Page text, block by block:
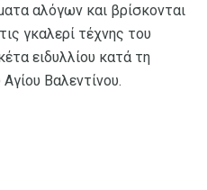
αλόγων και βρίσκονται
γκαλερί τέχνης του
ειδυλλίου κατά τη
Βαλεντίνου.